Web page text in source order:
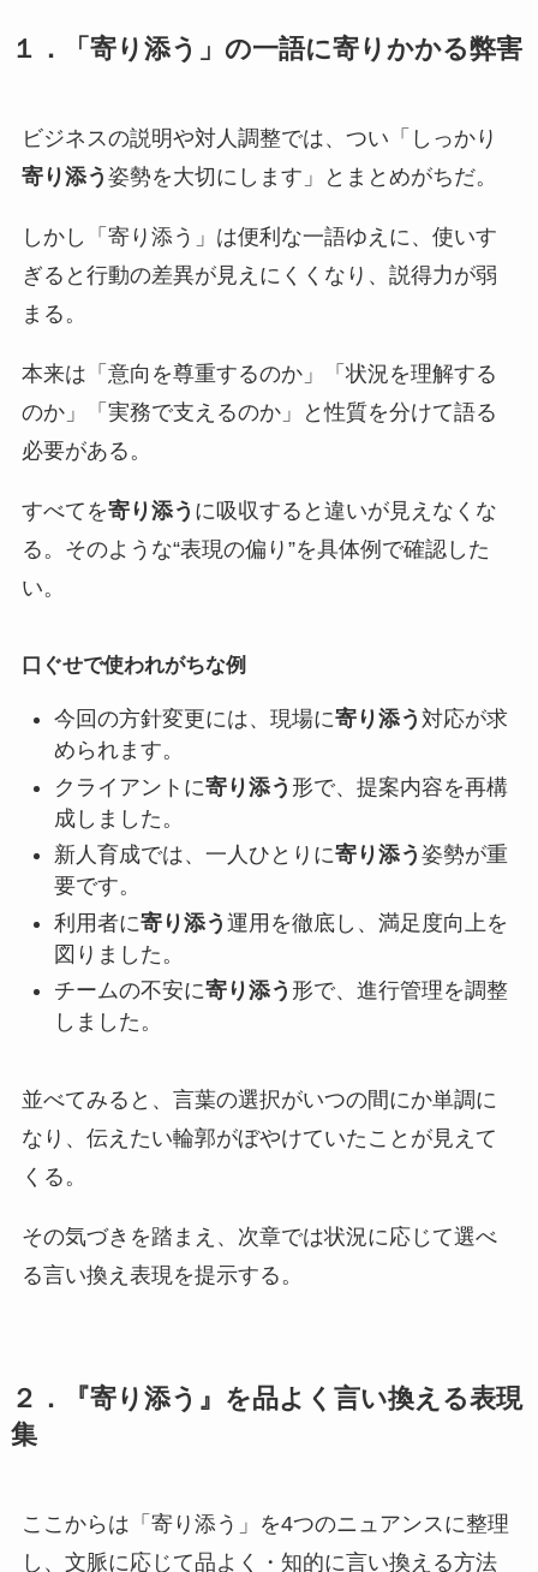
１．「寄り添う」の一語に寄りかかる弊害
ビジネスの説明や対人調整では、つい「しっかり
寄り添う 姿勢を大切にします」とまとめがちだ。
しかし「寄り添う」は便利な一語ゆえに、使いす
ぎると行動の差異が見えにくくなり、説得力が弱
まる。
本来は「意向を尊重するのか」「状況を理解する
のか」「実務で支えるのか」と性質を分けて語る
必要がある。
すべてを寄り添う に吸収すると違いが見えなくな
る。そのような“表現の偏り”を具体例で確認した
い。
口ぐせで使われがちな例
今回の方針変更には、現場に寄り添う 対応が求
められます。
クライアントに寄り添う 形で、提案内容を再構
成しました。
新人育成では、一人ひとりに寄り添う 姿勢が重
要です。
利用者に寄り添う 運用を徹底し、満足度向上を
図りました。
チームの不安に寄り添う 形で、進行管理を調整
しました。
並べてみると、言葉の選択がいつの間にか単調に
なり、伝えたい輪郭がぼやけていたことが見えて
くる。
その気づきを踏まえ、次章では状況に応じて選べ
る言い換え表現を提示する。
２．『寄り添う』を品よく言い換える表現
集
ここからは「寄り添う」を4つのニュアンスに整理
し、文脈に応じて品よく・知的に言い換える方法